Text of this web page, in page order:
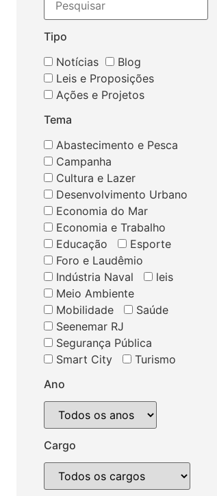
Tipo
Notícias
Blog
Leis e Proposições
Ações e Projetos
Tema
Abastecimento e Pesca
Campanha
Cultura e Lazer
Desenvolvimento Urbano
Economia do Mar
Economia e Trabalho
Educação
Esporte
Foro e Laudêmio
Indústria Naval
leis
Meio Ambiente
Mobilidade
Saúde
Seenemar RJ
Segurança Pública
Smart City
Turismo
Ano
Cargo